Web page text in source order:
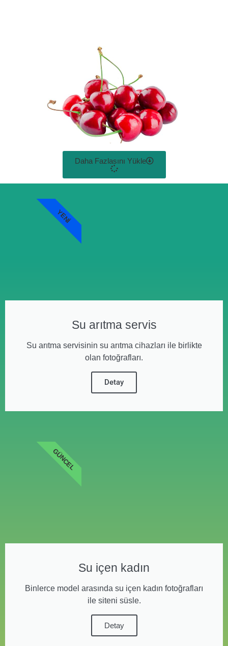
Daha Fazlasını Yükle
Su arıtma servis
Su arıtma servisinin su arıtma cihazları ile birlikte
olan fotoğrafları.
Detay
YENI
Su içen kadın
Binlerce model arasında su içen kadın fotoğrafları
ile siteni süsle.
Detay
GÜNCEL